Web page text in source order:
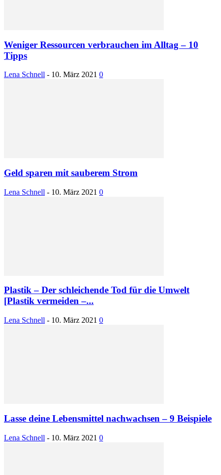
Weniger Ressourcen verbrauchen im Alltag – 10
Tipps
Lena Schnell - 10. März 2021 0
Geld sparen mit sauberem Strom
Lena Schnell - 10. März 2021 0
Plastik – Der schleichende Tod für die Umwelt
[Plastik vermeiden –...
Lena Schnell - 10. März 2021 0
Lasse deine Lebensmittel nachwachsen – 9 Beispiele
Lena Schnell - 10. März 2021 0